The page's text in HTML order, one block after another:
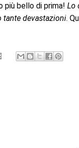
più bello di prima! Lo
tante devastazioni.